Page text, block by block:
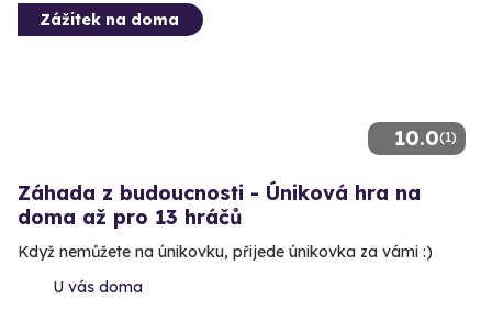
10.0(1)
Zážitek na doma
Záhada z budoucnosti - Úniková hra na
doma až pro 13 hráčů
Když nemůžete na únikovku, přijede únikovka za vámi :)
U vás doma